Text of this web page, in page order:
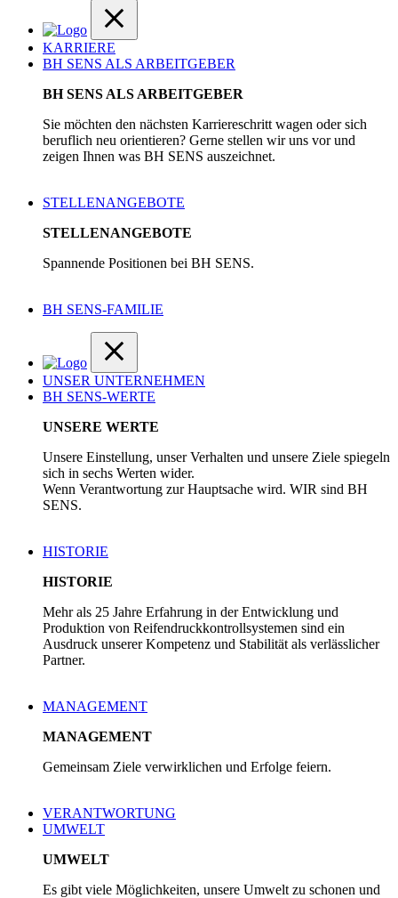
KARRIERE
BH SENS ALS ARBEITGEBER
BH SENS ALS ARBEITGEBER
Sie möchten den nächsten Karriereschritt wagen oder sich
beruflich neu orientieren? Gerne stellen wir uns vor und
zeigen Ihnen was BH SENS auszeichnet.
STELLENANGEBOTE
STELLENANGEBOTE
Spannende Positionen bei BH SENS.
BH SENS-FAMILIE
UNSER UNTERNEHMEN
BH SENS-WERTE
UNSERE WERTE
Unsere Einstellung, unser Verhalten und unsere Ziele spiegeln
sich in sechs Werten wider.
Wenn Verantwortung zur Hauptsache wird. WIR sind BH
SENS.
HISTORIE
HISTORIE
Mehr als 25 Jahre Erfahrung in der Entwicklung und
Produktion von Reifendruckkontrollsystemen sind ein
Ausdruck unserer Kompetenz und Stabilität als verlässlicher
Partner.
MANAGEMENT
MANAGEMENT
Gemeinsam Ziele verwirklichen und Erfolge feiern.
VERANTWORTUNG
UMWELT
UMWELT
Es gibt viele Möglichkeiten, unsere Umwelt zu schonen und